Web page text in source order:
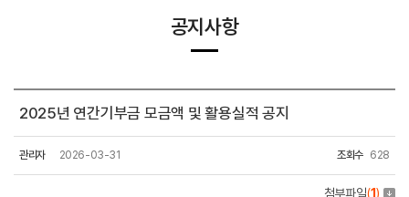
공지사항
2025년 연간기부금 모금액 및 활용실적 공지
관리자 2026-03-31 조회수 628
첨부파일(1)